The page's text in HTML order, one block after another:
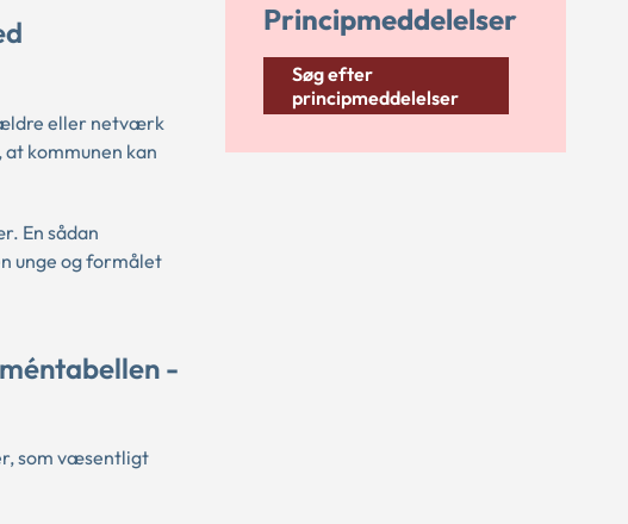
eller netværk
kommunen kan
En sådan
unge og formålet
-
som væsentligt
Principmeddelelser
Søg efter
principmeddelelser